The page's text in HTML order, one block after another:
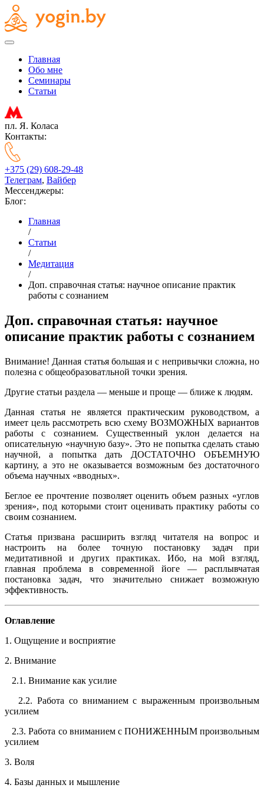
Главная
Обо мне
Семинары
Статьи
пл. Я. Коласа
Контакты:
+375 (29) 608-29-48
Телеграм, Вайбер
Мессенджеры:
Блог:
Главная
/
Статьи
/
Медитация
/
Доп. справочная статья: научное описание практик
работы с сознанием
Доп. справочная статья: научное
описание практик работы с сознанием
Внимание! Данная статья большая и с непривычки сложна, но
полезна с общеобразоватльной точки зрения.
Другие статьи раздела — меньше и проще — ближе к людям.
Данная статья не является практическим руководством, а
имеет цель рассмотреть всю схему ВОЗМОЖНЫХ вариантов
работы с сознанием. Существенный уклон делается на
описательную «научную базу». Это не попытка сделать стаью
научной, а попытка дать ДОСТАТОЧНО ОБЪЕМНУЮ
картину, а это не оказывается возможным без достаточного
объема научных «вводных».
Беглое ее прочтение позволяет оценить объем разных «углов
зрения», под которыми стоит оценивать практику работы со
своим сознанием.
Статья призвана расширить взгляд читателя на вопрос и
настроить на более точную постановку задач при
медитативной и других практиках. Ибо, на мой взгляд,
главная проблема в современной йоге — расплывчатая
постановка задач, что значительно снижает возможную
эффективность.
Оглавление
1. Ощущение и восприятие
2. Внимание
2.1. Внимание как усилие
2.2. Работа со вниманием с выраженным произвольным
усилием
2.3. Работа со вниманием с ПОНИЖЕННЫМ произвольным
усилием
3. Воля
4. Базы данных и мышление